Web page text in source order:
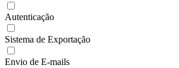
Autenticação
Sistema de Exportação
Envio de E-mails